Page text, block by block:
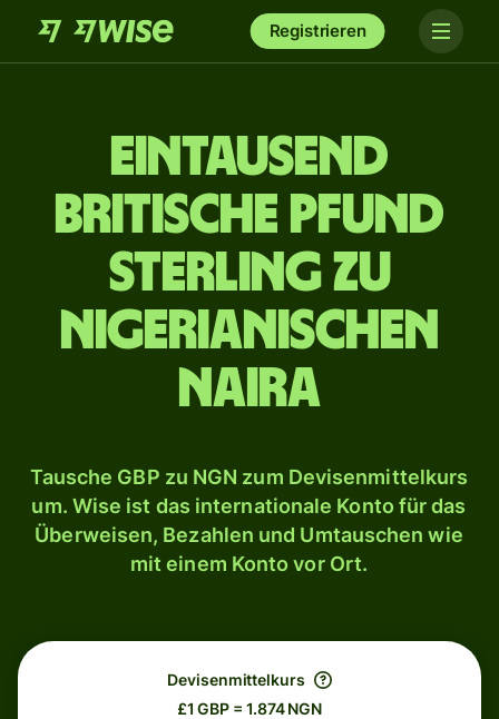
Registrieren
ein­tausend
britische Pfund
Sterling zu
nigerianischen
Naira
Tausche GBP zu NGN zum Devisenmittelkurs
um. Wise ist das internationale Konto für das
Überweisen, Bezahlen und Umtauschen wie
mit einem Konto vor Ort.
Devisenmittelkurs
£1 GBP = 1.874 NGN